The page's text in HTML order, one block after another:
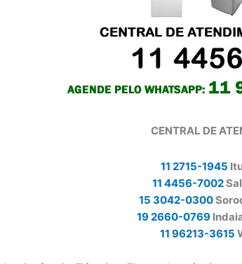
CENTRAL DE
11 2715-1945
11 4456-7002
15 3042-0300
19 2660-0769
11 96213-3615